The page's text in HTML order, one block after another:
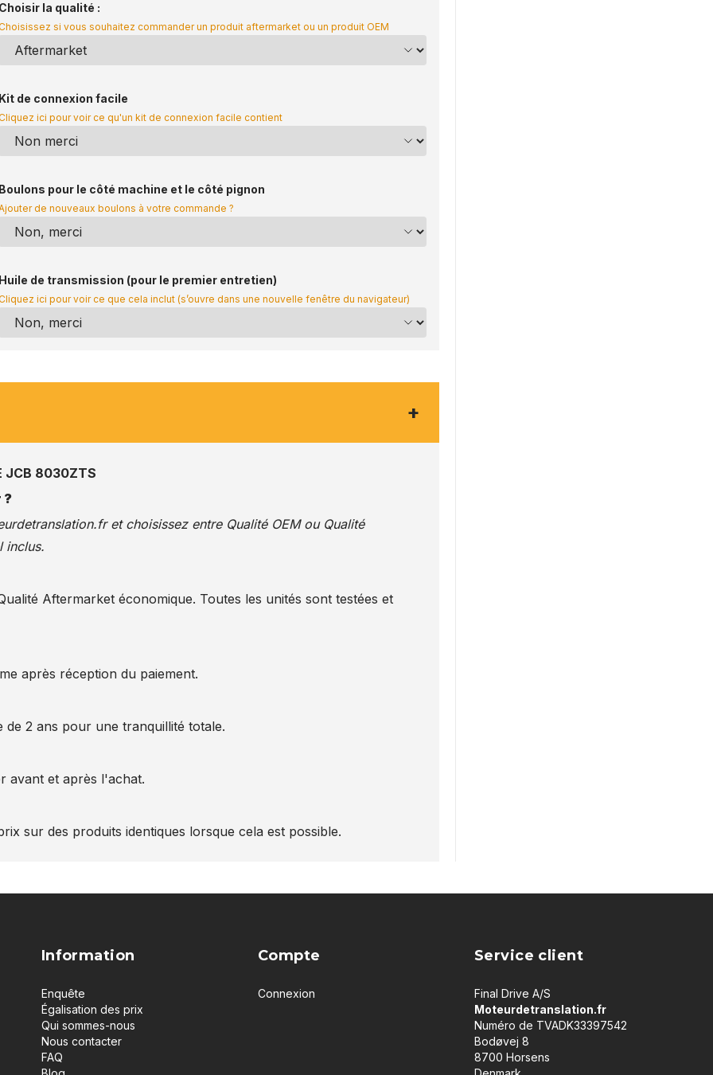
Choisir la qualité :
si vous souhaitez commander un produit aftermarket ou un produit OEM
Kit de connexion facile
ici pour voir ce qu'un kit de connexion facile contient
Boulons pour le côté machine et le côté pignon
de nouveaux boulons à votre commande ?
Huile de transmission (pour le premier entretien)
ici pour voir ce que cela inclut (s’ouvre dans une nouvelle fenêtre du navigateur)
+
JCB 8030ZTS
?
et choisissez entre Qualité OEM ou Qualité
inclus.
Aftermarket économique. Toutes les unités sont testées et
après réception du paiement.
2 ans pour une tranquillité totale.
avant et après l'achat.
sur des produits identiques lorsque cela est possible.
Information
Enquête
Égalisation des prix
Qui sommes-nous
Nous contacter
FAQ
Compte
Connexion
Service client
Final Drive A/S
Moteurdetranslation.fr
Numéro de TVADK33397542
Bodøvej 8
8700 Horsens